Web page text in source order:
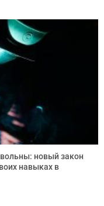
новый закон
навыках в